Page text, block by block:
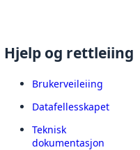
Hjelp og rettleiing
Brukerveileiing
Datafellesskapet
Teknisk
dokumentasjon